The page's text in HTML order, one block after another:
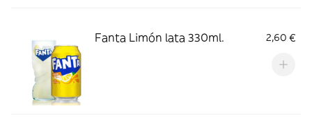
Fanta Limón lata 330ml. 2,60 €